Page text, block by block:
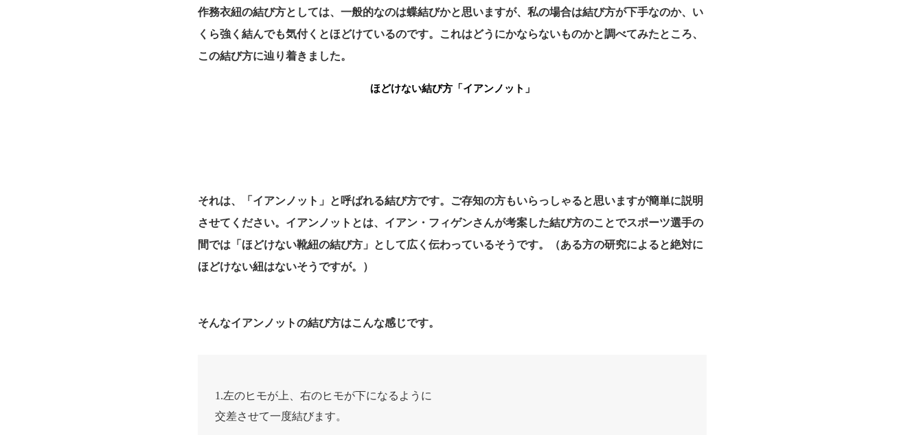
作務衣紐の結び方としては、一般的なのは蝶結びかと思いますが、私の場合は結び方が下手なのか、い
くら強く結んでも気付くとほどけているのです。これはどうにかならないものかと調べてみたところ、
この結び方に辿り着きました。
ほどけない結び方「イアンノット」
それは、「イアンノット」と呼ばれる結び方です。ご存知の方もいらっしゃると思いますが簡単に説明
させてください。イアンノットとは、イアン・フィゲンさんが考案した結び方のことでスポーツ選手の
間では「ほどけない靴紐の結び方」として広く伝わっているそうです。（ある方の研究によると絶対に
ほどけない紐はないそうですが。）
そんなイアンノットの結び方はこんな感じです。
1.左のヒモが上、右のヒモが下になるように
交差させて一度結びます。